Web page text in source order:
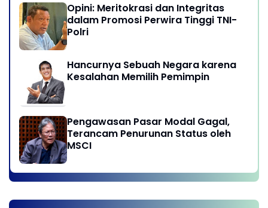
Opini: Meritokrasi dan Integritas
dalam Promosi Perwira Tinggi TNI-
Polri
Hancurnya Sebuah Negara karena
Kesalahan Memilih Pemimpin
Pengawasan Pasar Modal Gagal,
Terancam Penurunan Status oleh
MSCI